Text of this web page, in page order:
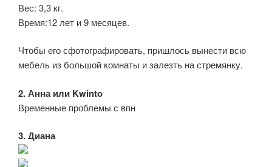
Вес: 3,3 кг.
Время:12 лет и 9 месяцев.
Чтобы его сфотографировать, пришлось вынести всю
мебель из большой комнаты и залезть на стремянку.
2. Анна или Kwinto
Временные проблемы с впн
3. Диана